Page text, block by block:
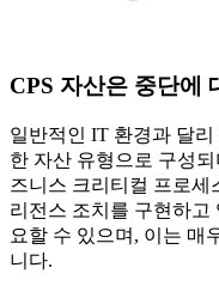
CPS 자산은 중단에
일반적인 IT 환경과 달
한 자산 유형으로 구성
즈니스 크리티컬 프로세
리전스 조치를 구현하고
요할 수 있으며, 이는 매
니다.